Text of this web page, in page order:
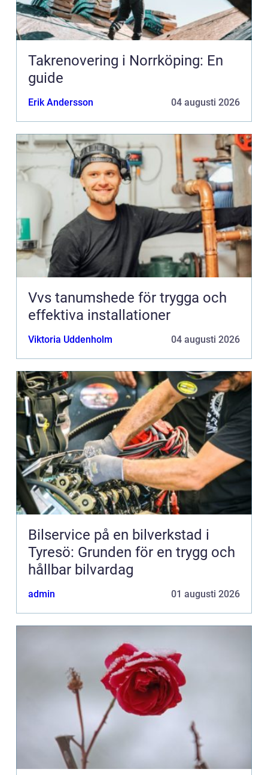
Takrenovering i Norrköping: En
guide
Erik Andersson 04 augusti 2026
Vvs tanumshede för trygga och
effektiva installationer
Viktoria Uddenholm 04 augusti 2026
Bilservice på en bilverkstad i
Tyresö: Grunden för en trygg och
hållbar bilvardag
admin 01 augusti 2026